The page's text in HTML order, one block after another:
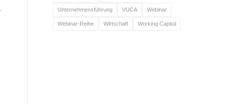
Unternehmensführung VUCA Webinar
Webinar-Reihe Wirtschaft Working Capital